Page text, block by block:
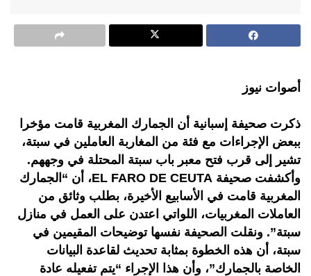
أصوات نيوز
ذكرت صحيفة إسبانية أن الجمارك المغربية قامت مؤخرا
ببعض الإجراءات مع فئة من المغاربة العاملين في سبتة،
تشير إلى قرب فتح معبر باب سبتة المحتلة في وجههم.
وأكشفت صحيفة EL FARO DE CEUTA، أن “الجمارك
المغربية قامت في الأسابيع الأخيرة، بطلب وثائق من
العاملات المغربيات، اللواتي اعتدن على العمل في منازل
سبتة”. ونقلت الصحيفة نفسها توضيحات المقيمين في
سبتة، أن هذه الخطوة بمثابة تحديث لقاعدة البيانات
الخاصة بالجمارك”، وأن هذا الإجراء “يتم تفعيله عادة